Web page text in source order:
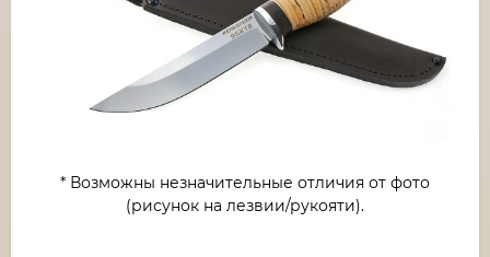
* Возможны незначительные отличия от фото
(рисунок на лезвии/рукояти).